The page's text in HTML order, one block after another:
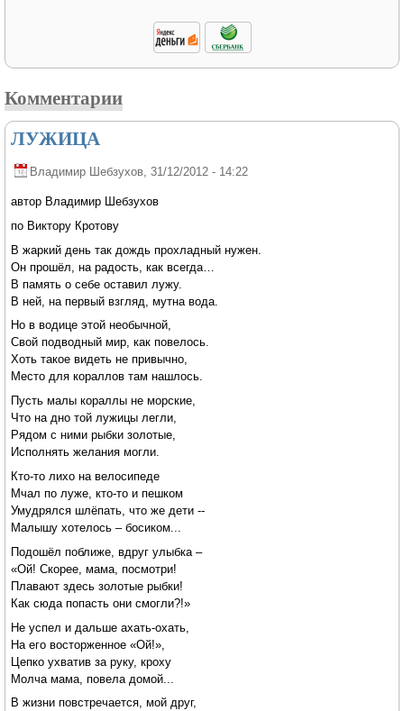
Комментарии
ЛУЖИЦА
Владимир Шебзухов, 31/12/2012 - 14:22
автор Владимир Шебзухов
по Виктору Кротову
В жаркий день так дождь прохладный нужен.
Он прошёл, на радость, как всегда…
В память о себе оставил лужу.
В ней, на первый взгляд, мутна вода.
Но в водице этой необычной,
Свой подводный мир, как повелось.
Хоть такое видеть не привычно,
Место для кораллов там нашлось.
Пусть малы кораллы не морские,
Что на дно той лужицы легли,
Рядом с ними рыбки золотые,
Исполнять желания могли.
Кто-то лихо на велосипеде
Мчал по луже, кто-то и пешком
Умудрялся шлёпать, что же дети --
Малышу хотелось – босиком...
Подошёл поближе, вдруг улыбка –
«Ой! Скорее, мама, посмотри!
Плавают здесь золотые рыбки!
Как сюда попасть они смогли?!»
Не успел и дальше ахать-охать,
На его восторженное «Ой!»,
Цепко ухватив за руку, кроху
Молча мама, повела домой...
В жизни повстречается, мой друг,